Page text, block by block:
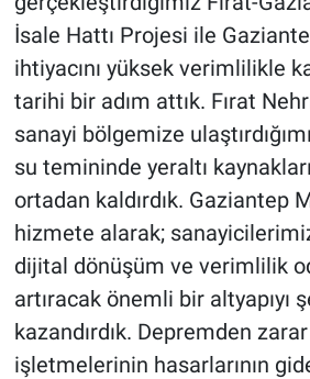
İsale Hattı Projesi ile
ihtiyacını yüksek verimlilikle
tarihi bir adım attık. Fırat
sanayi bölgemize
su temininde yeraltı
ortadan kaldırdık. Gaziantep
hizmete alarak;
dijital dönüşüm ve verimlilik
artıracak önemli bir altyapıyı
kazandırdık. Depremden
işletmelerinin hasarlarının